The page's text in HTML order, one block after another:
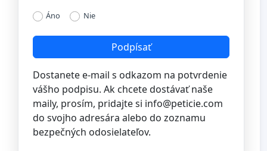
Áno Nie
Podpísať
Dostanete e-mail s odkazom na potvrdenie
vášho podpisu. Ak chcete dostávať naše
maily, prosím, pridajte si info@peticie.com
do svojho adresára alebo do zoznamu
bezpečných odosielateľov.